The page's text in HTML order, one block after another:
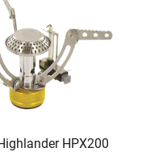
HPX200